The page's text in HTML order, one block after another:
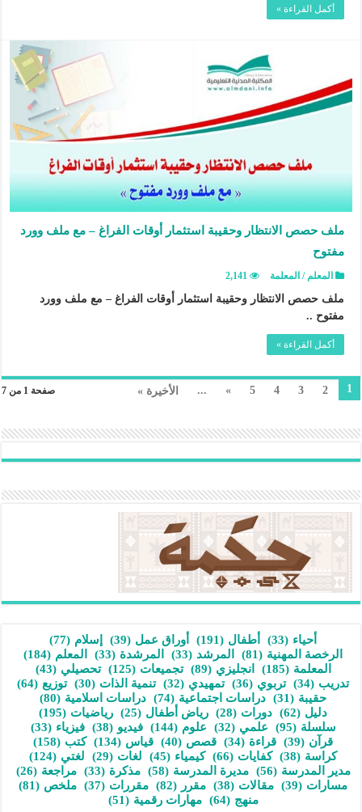
أكمل القراءة »
ملف حصص الانتظار وحقيبة استثمار أوقات الفراغ – مع ملف وورد
مفتوح
المعلم / المعلمة 2,141
ملف حصص الانتظار وحقيبة استثمار أوقات الفراغ – مع ملف وورد
مفتوح ..
أكمل القراءة »
صفحة 1 من 7 1
2
3
4
5
»
... الأخيرة »
أحياء (33) أطفال (191) أوراق عمل (39) إسلام (77)
الرخصة المهنية (81) المرشد (33) المرشدة (33) المعلم (184)
المعلمة (185) انجليزي (89) تجميعات (125) تحصيلي (43)
تدريب (34) تربوي (36) تمهيدي (32) تنمية الذات (30) توزيع (64)
حقيبة (31) دراسات اجتماعية (74) دراسات اسلامية (80)
دليل (62) دورات (28) رياض أطفال (25) رياضيات (195)
سلسلة (95) علمي (32) علوم (144) فيديو (38) فيزياء (33)
قرآن (39) قراءة (34) قصص (40) قياس (134) كتب (158)
كراسة (38) كفايات (66) كيمياء (45) لغات (29) لغتي (124)
مدير المدرسة (56) مديرة المدرسة (58) مذكرة (33) مراجعة (26)
مسارات (39) مقالات (38) مقرر (82) مقررات (37) ملخص (81)
منهج (64) مهارات رقمية (51)